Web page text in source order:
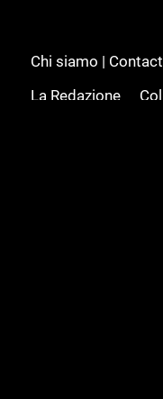
Chi siamo |
La Redazione